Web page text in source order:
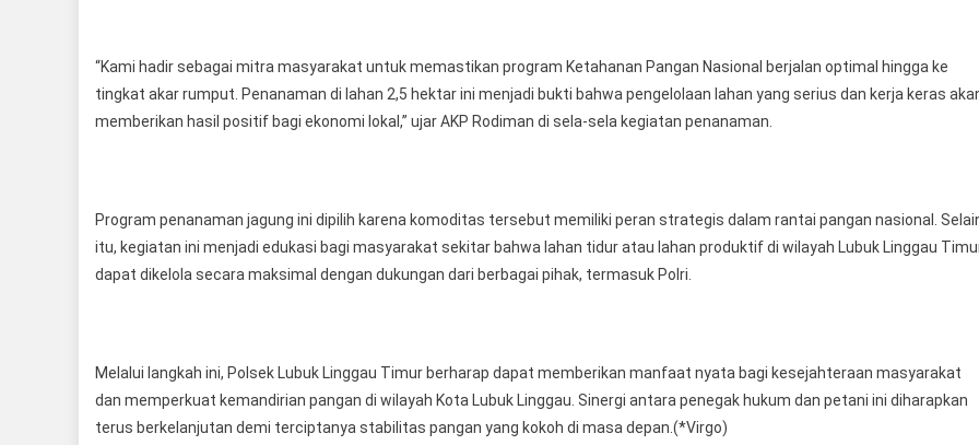
“Kami hadir sebagai mitra masyarakat untuk memastikan program Ketahanan Pangan Nasional berjalan optimal hingga ke
tingkat akar rumput. Penanaman di lahan 2,5 hektar ini menjadi bukti bahwa pengelolaan lahan yang serius dan kerja keras
memberikan hasil positif bagi ekonomi lokal,” ujar AKP Rodiman di sela-sela kegiatan penanaman.
Program penanaman jagung ini dipilih karena komoditas tersebut memiliki peran strategis dalam rantai pangan nasional.
itu, kegiatan ini menjadi edukasi bagi masyarakat sekitar bahwa lahan tidur atau lahan produktif di wilayah Lubuk Linggau
dapat dikelola secara maksimal dengan dukungan dari berbagai pihak, termasuk Polri.
Melalui langkah ini, Polsek Lubuk Linggau Timur berharap dapat memberikan manfaat nyata bagi kesejahteraan masyarakat
dan memperkuat kemandirian pangan di wilayah Kota Lubuk Linggau. Sinergi antara penegak hukum dan petani ini diharapkan
terus berkelanjutan demi terciptanya stabilitas pangan yang kokoh di masa depan.(*Virgo)